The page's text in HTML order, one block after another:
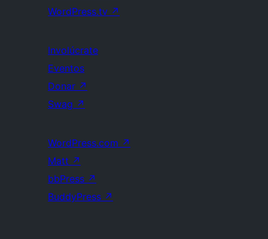
WordPress.tv ↗
Involúcrate
Eventos
Donar ↗
Swag ↗
WordPress.com ↗
Matt ↗
bbPress ↗
BuddyPress ↗